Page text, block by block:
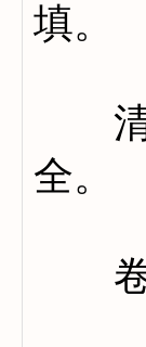
填。
清
全。
卷